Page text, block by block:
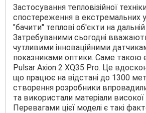
Застосування тепловізійної
спостереження в екстремальних
"бачити" теплові об'єкти на дальній
Затребуваними сьогодні
чутливими інноваційними
показниками оптики. Саме такою
Pulsar Axion 2 XQ35 Pro. Це
що працює на відстані до 1300
створення розробники впровадили
та використали матеріали високої
Перевагами цієї моделі є такі